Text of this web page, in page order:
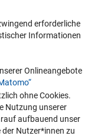
erforderliche
Informationen
Onlineangebote
ohne Cookies.
Nutzung unserer
aufbauend unser
Nutzer*innen zu